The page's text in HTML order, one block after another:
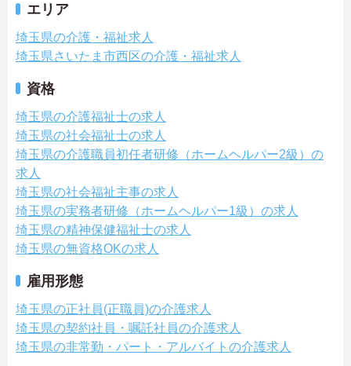
エリア
埼玉県の介護・福祉求人
埼玉県さいたま市西区の介護・福祉求人
資格
埼玉県の介護福祉士の求人
埼玉県の社会福祉士の求人
埼玉県の介護職員初任者研修（ホームヘルパー2級）の
求人
埼玉県の社会福祉主事の求人
埼玉県の実務者研修（ホームヘルパー1級）の求人
埼玉県の精神保健福祉士の求人
埼玉県の無資格OKの求人
雇用形態
埼玉県の正社員(正職員)の介護求人
埼玉県の契約社員・嘱託社員の介護求人
埼玉県の非常勤・パート・アルバイトの介護求人